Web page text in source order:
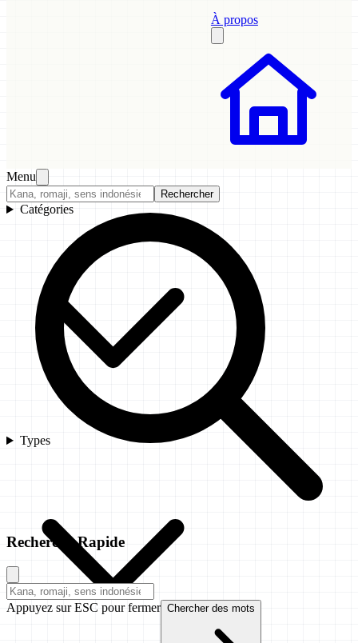
À propos
Menu
Rechercher
Catégories
Types
Recherche Rapide
Appuyez sur ESC pour fermer Chercher des mots